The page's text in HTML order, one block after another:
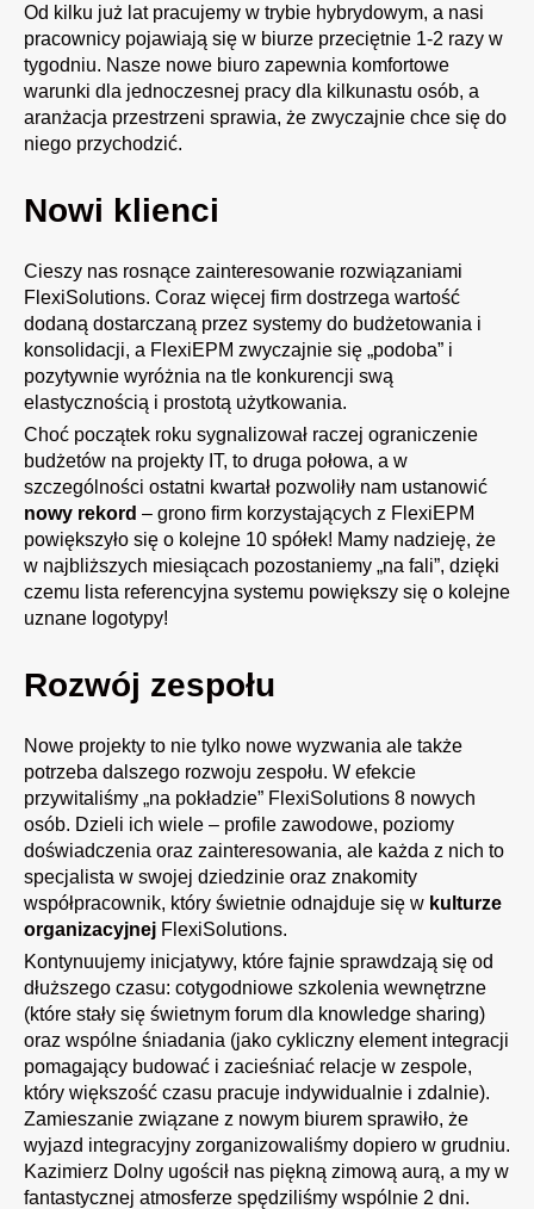
Od kilku już lat pracujemy w trybie hybrydowym, a nasi
pracownicy pojawiają się w biurze przeciętnie 1-2 razy w
tygodniu. Nasze nowe biuro zapewnia komfortowe
warunki dla jednoczesnej pracy dla kilkunastu osób, a
aranżacja przestrzeni sprawia, że zwyczajnie chce się do
niego przychodzić.
Nowi klienci
Cieszy nas rosnące zainteresowanie rozwiązaniami
FlexiSolutions. Coraz więcej firm dostrzega wartość
dodaną dostarczaną przez systemy do budżetowania i
konsolidacji, a FlexiEPM zwyczajnie się „podoba” i
pozytywnie wyróżnia na tle konkurencji swą
elastycznością i prostotą użytkowania.
Choć początek roku sygnalizował raczej ograniczenie
budżetów na projekty IT, to druga połowa, a w
szczególności ostatni kwartał pozwoliły nam ustanowić
nowy rekord – grono firm korzystających z FlexiEPM
powiększyło się o kolejne 10 spółek! Mamy nadzieję, że
w najbliższych miesiącach pozostaniemy „na fali”, dzięki
czemu lista referencyjna systemu powiększy się o kolejne
uznane logotypy!
Rozwój zespołu
Nowe projekty to nie tylko nowe wyzwania ale także
potrzeba dalszego rozwoju zespołu. W efekcie
przywitaliśmy „na pokładzie” FlexiSolutions 8 nowych
osób. Dzieli ich wiele – profile zawodowe, poziomy
doświadczenia oraz zainteresowania, ale każda z nich to
specjalista w swojej dziedzinie oraz znakomity
współpracownik, który świetnie odnajduje się w kulturze
organizacyjnej FlexiSolutions.
Kontynuujemy inicjatywy, które fajnie sprawdzają się od
dłuższego czasu: cotygodniowe szkolenia wewnętrzne
(które stały się świetnym forum dla knowledge sharing)
oraz wspólne śniadania (jako cykliczny element integracji
pomagający budować i zacieśniać relacje w zespole,
który większość czasu pracuje indywidualnie i zdalnie).
Zamieszanie związane z nowym biurem sprawiło, że
wyjazd integracyjny zorganizowaliśmy dopiero w grudniu.
Kazimierz Dolny ugościł nas piękną zimową aurą, a my w
fantastycznej atmosferze spędziliśmy wspólnie 2 dni.